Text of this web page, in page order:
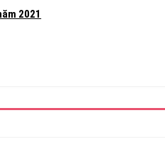
2021